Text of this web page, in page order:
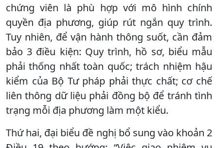
chứng viên là phù hợp với mô hình chính
quyền địa phương, giúp rút ngắn quy trình.
Tuy nhiên, để vận hành thông suốt, cần đảm
bảo 3 điều kiện: Quy trình, hồ sơ, biểu mẫu
phải thống nhất toàn quốc; trách nhiệm hậu
kiểm của Bộ Tư pháp phải thực chất; cơ chế
liên thông dữ liệu phải đồng bộ để tránh tình
trạng mỗi địa phương làm một kiểu.
Thứ hai, đại biểu đề nghị bổ sung vào khoản 2